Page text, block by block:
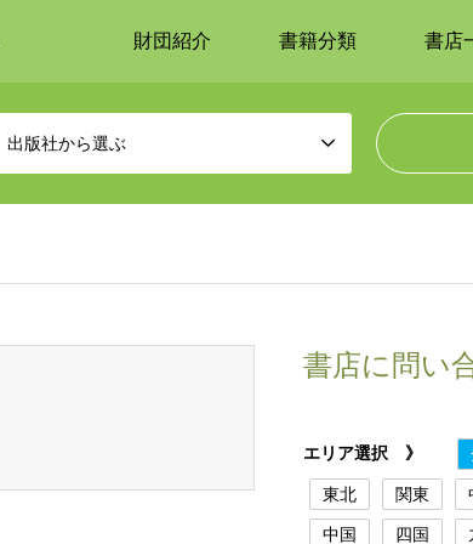
財団紹介 書籍分類 書店
出版社から選ぶ
書店に問い
エリア選択 》
東北 関東
中国 四国